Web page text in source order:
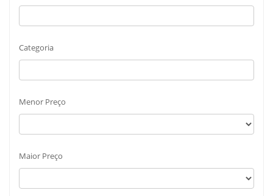
Categoria
Menor Preço
Maior Preço